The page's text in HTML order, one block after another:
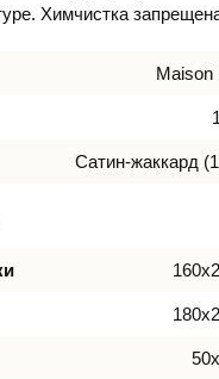
Химчистка
Maison
Сатин-жаккард